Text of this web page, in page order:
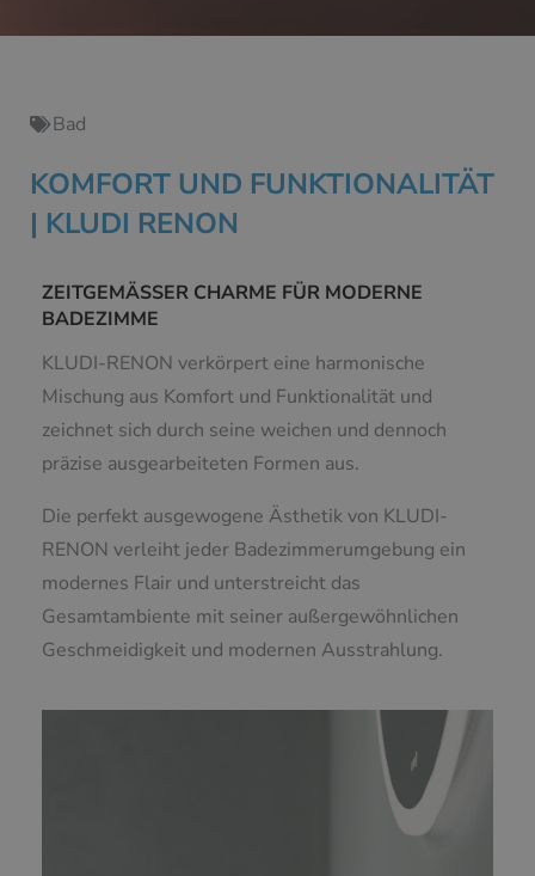
Bad
KOMFORT UND FUNKTIONALITÄT
| KLUDI RENON
ZEITGEMÄSSER CHARME FÜR MODERNE
BADEZIMME
KLUDI-RENON verkörpert eine harmonische
Mischung aus Komfort und Funktionalität und
zeichnet sich durch seine weichen und dennoch
präzise ausgearbeiteten Formen aus.
Die perfekt ausgewogene Ästhetik von KLUDI-
RENON verleiht jeder Badezimmerumgebung ein
modernes Flair und unterstreicht das
Gesamtambiente mit seiner außergewöhnlichen
Geschmeidigkeit und modernen Ausstrahlung.